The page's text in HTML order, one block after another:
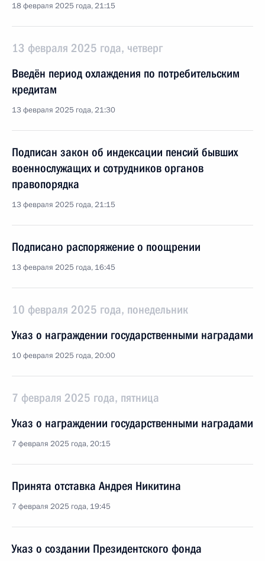
18 февраля 2025 года, 21:15
13 февраля 2025 года, четверг
Введён период охлаждения по потребительским
кредитам
13 февраля 2025 года, 21:30
Подписан закон об индексации пенсий бывших
военнослужащих и сотрудников органов
правопорядка
13 февраля 2025 года, 21:15
Подписано распоряжение о поощрении
13 февраля 2025 года, 16:45
10 февраля 2025 года, понедельник
Указ о награждении государственными наградами
10 февраля 2025 года, 20:00
7 февраля 2025 года, пятница
Указ о награждении государственными наградами
7 февраля 2025 года, 20:15
Принята отставка Андрея Никитина
7 февраля 2025 года, 19:45
Указ о создании Президентского фонда